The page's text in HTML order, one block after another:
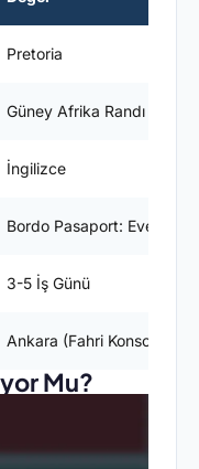
Pretoria
Güney Afrika Randı (ZAR)
İngilizce
Bordo Pasaport: Evet /
3-5 İş Günü
Ankara (Fahri Konsolosluk)
Mu?